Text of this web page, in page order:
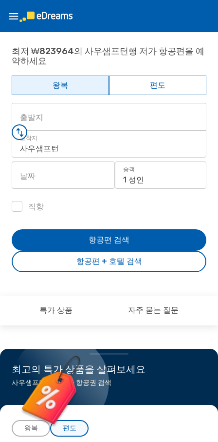
최저 ₩823964의 사우샘프턴행 저가 항공편을 예
약하세요
왕복 편도
출발지
도착지
사우샘프턴
날짜
승객
1 성인
직항
항공편 + 호텔 검색
항공편 검색
특가 상품 자주 묻는 질문
최고의 특가 상품을 살펴보세요
사우샘프턴행 최저가 항공권 검색
왕복 편도